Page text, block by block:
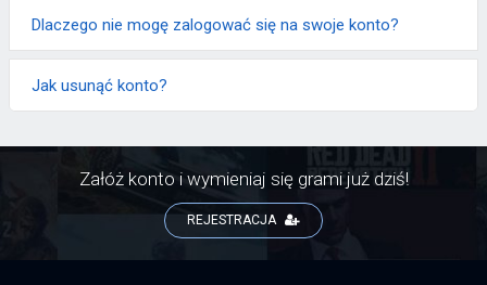
Dlaczego nie mogę zalogować się na swoje konto?
Jak usunąć konto?
Załóż konto i wymieniaj się grami już dziś!
REJESTRACJA